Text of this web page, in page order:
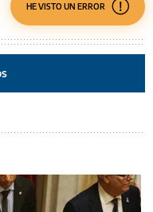
HE VISTO UN ERROR